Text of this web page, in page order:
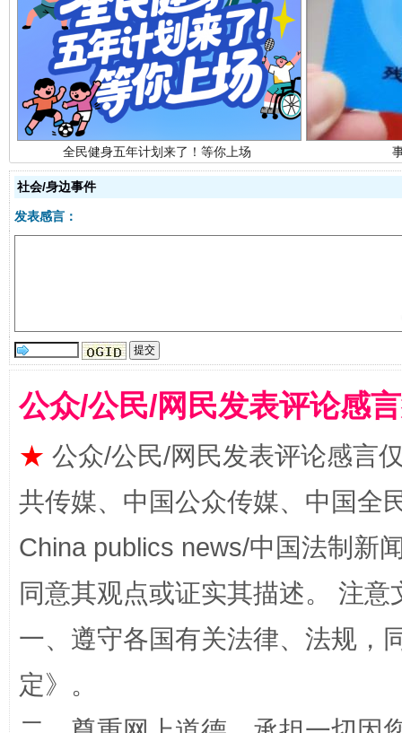
阿坝州三大球赛在茂县开幕 规模
社会/身边事件
发表感言：
公众/公民/网民发表评论感
★ 公众/公民/网民发表评论感言
共传媒、中国公众传媒、中国全
China publics news/中国法制新
同意其观点或证实其描述。 注
一、遵守各国有关法律、法规，
定》。